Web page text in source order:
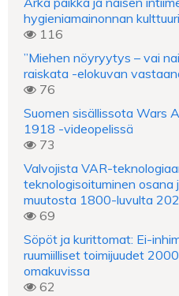
hygieniamainonnan
116
”Miehen nöyryytys – vai
raiskata -elokuvan
76
Suomen sisällissota Wars
1918 -videopelissä
73
Valvojista VAR-
teknologisoituminen osana
muutosta 1800-luvulta
69
Söpöt ja kurittomat: Ei-
ruumiilliset toimijuudet
omakuvissa
62